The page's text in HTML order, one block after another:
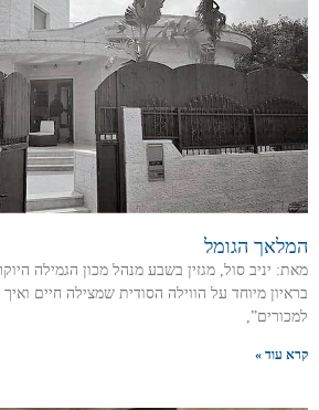
המלאך הגומל
מאת: יניב סול, מגזין בשבע מנהל מכון הגמילה
בראיון מיוחד על הווילה הסודית שמצילה חיים
למכורים”,
קרא עוד »